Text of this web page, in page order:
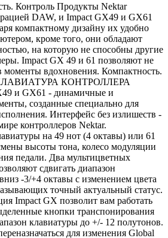
Контроль Продукты Nektar
DAW, и Impact GX49 и GX61
компактному дизайну их удобно
кроме того, они обладают
на которую не способны другие
Impact GX 49 и 61 позволяют не
моменты вдохновения. Компактность.
КЛАВИАТУРА КОНТРОЛЛЕРА
и GX61 - динамичные и
созданные специально для
Интерфейс без излишеств -
контроллеров Nektar.
на 49 нот (4 октавы) или 61
высоты тона, колесо модуляции
педали. Два мультицветных
сдвигать диапазон
-3/+4 октавы с изменением цвета
точный актуальный статус.
Impact GX позволит вам работать
кнопки транспонирования
клавиатуры до +/- 12 полутонов.
для изменения Global